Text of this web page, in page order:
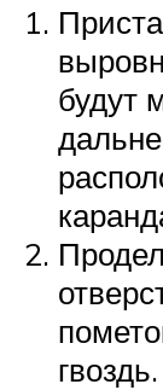
будут
гвоздь.